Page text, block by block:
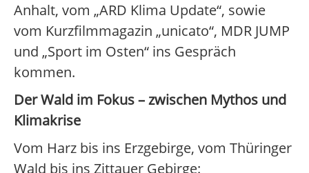
Anhalt, vom „ARD Klima Update“, sowie
vom Kurzfilmmagazin „unicato“, MDR JUMP
und „Sport im Osten“ ins Gespräch
kommen.
Der Wald im Fokus – zwischen Mythos und
Klimakrise
Vom Harz bis ins Erzgebirge, vom Thüringer
Wald bis ins Zittauer Gebirge: